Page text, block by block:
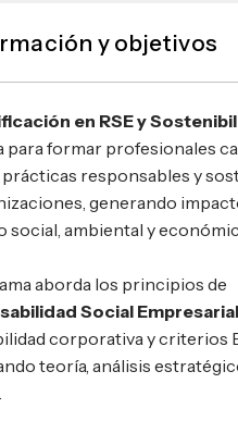
de Ciencias de la
de Ciencias de la Salud
de Arquitectura
Escuela de
Conocé DUX
San Pedro
Learning University
social y
USAP+?
línea
Servicios Académicos y
Moddle
Académicas
de
internacionales
Conocé experiencias
integra
Leer artículo
y objetivos
en RSE y
para formar profesionales
responsables y
generando
social, ambiental y
aborda los principios de
Social
corporativa y criterios
teoría, análisis